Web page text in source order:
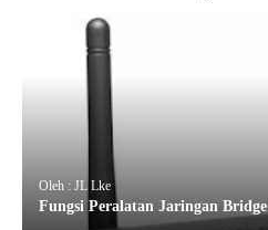
Oleh : JL Lke
Fungsi Peralatan Jaringan Bridge